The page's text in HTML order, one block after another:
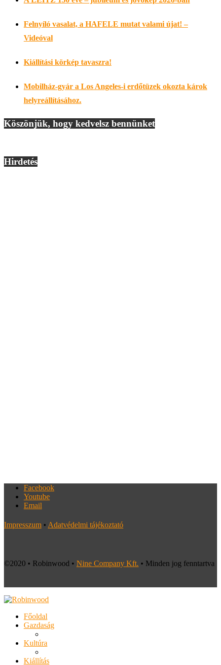
Felnyíló vasalat, a HAFELE mutat valami újat! –
Videóval
Kiállítási körkép tavaszra!
Mobilház-gyár a Los Angeles-i erdőtüzek okozta károk
helyreállításához.
Köszönjük, hogy kedvelsz bennünket
Hirdetés
Facebook
Youtube
Email
Impresszum • Adatvédelmi tájékoztató
©2020 • Robinwood • Nine Company Kft. • Minden jog fenntartva
Főoldal
Gazdaság
Kultúra
Kiállítás